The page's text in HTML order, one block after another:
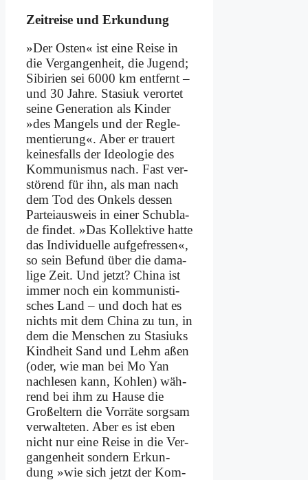
Zeit­rei­se und Er­kun­dung
»Der Osten« ist ei­ne Rei­se in
die Ver­gan­gen­heit, die Ju­gend;
Si­bi­ri­en sei 6000 km ent­fernt –
und 30 Jah­re. Sta­si­uk ver­or­tet
sei­ne Ge­ne­ra­ti­on als Kin­der
»des Man­gels und der Re­gle­
men­tie­rung«. Aber er trau­ert
kei­nes­falls der Ideo­lo­gie des
Kom­mu­nis­mus nach. Fast ver­
stö­rend für ihn, als man nach
dem Tod des On­kels des­sen
Par­tei­aus­weis in ei­ner Schub­la­
de fin­det. »Das Kol­lek­ti­ve hat­te
das In­di­vi­du­el­le auf­ge­fres­sen«,
so sein Be­fund über die da­ma­
li­ge Zeit. Und jetzt? Chi­na ist
im­mer noch ein kom­mu­ni­sti­
sches Land – und doch hat es
nichts mit dem Chi­na zu tun, in
dem die Men­schen zu Sta­si­uks
Kind­heit Sand und Lehm aßen
(oder, wie man bei Mo Yan
nach­le­sen kann, Koh­len) wäh­
rend bei ihm zu Hau­se die
Groß­el­tern die Vor­rä­te sorg­sam
ver­wal­te­ten. Aber es ist eben
nicht nur ei­ne Rei­se in die Ver­
gan­gen­heit son­dern Er­kun­
dung »wie sich jetzt der Kom­